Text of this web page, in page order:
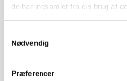
de har indsamlet fra din brug af
Nødvendig
Præferencer
Gewicht:
Box Dimension:
EAN stck.:
Tariff Number: